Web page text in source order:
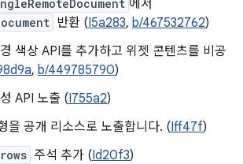
에서
반환 (I5a283, b/467532762)
색상 API를 추가하고 위젯 콘텐츠를 비공
, b/449785790)
API 노출 (I755a2)
을 공개 리소스로 노출합니다. (Iff47f)
주석 추가 (Id20f3)